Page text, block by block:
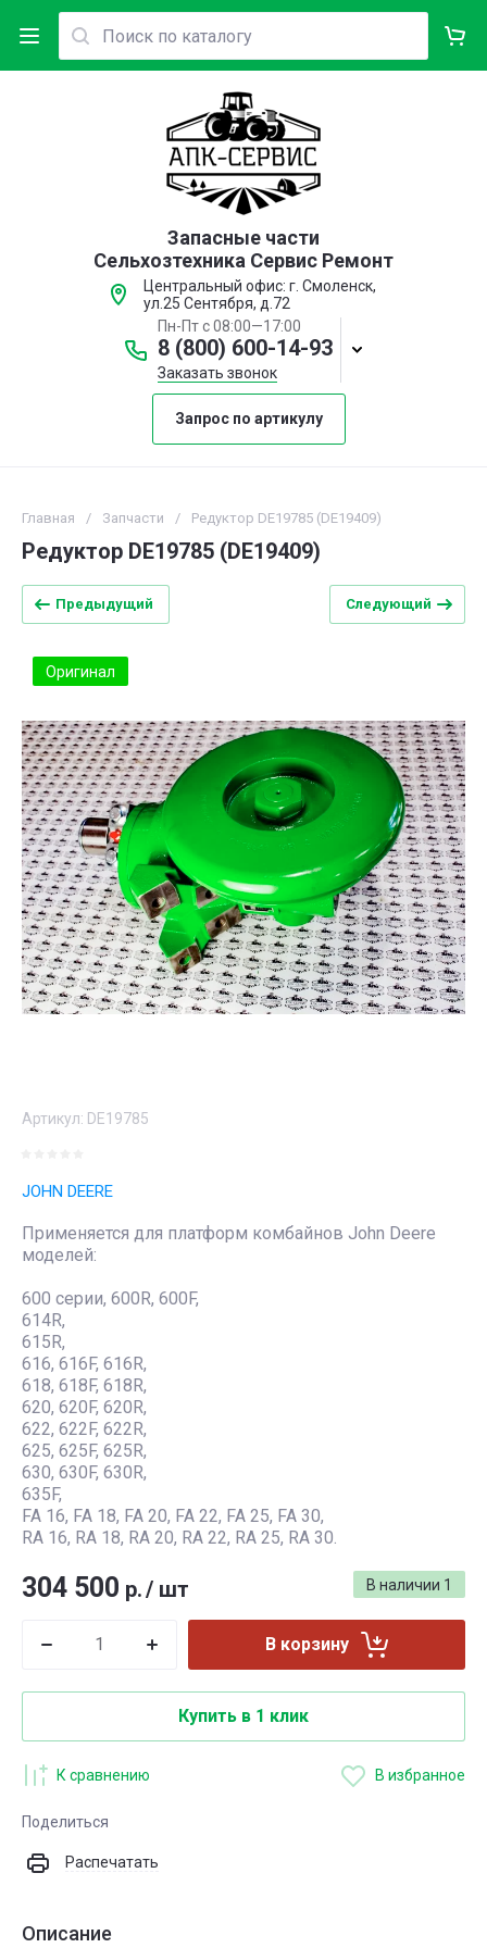
Запасные части
Сельхозтехника Сервис Ремонт
Центральный офис: г. Смоленск,
ул.25 Сентября, д.72
Пн-Пт с 08:00—17:00
8 (800) 600-14-93
Заказать звонок
Запрос по артикулу
Главная / Запчасти / Редуктор DE19785 (DE19409)
Редуктор DE19785 (DE19409)
Предыдущий Следующий
Оригинал
Артикул: DE19785
JOHN DEERE
Применяется для платформ комбайнов John Deere
моделей:
600 серии, 600R, 600F,
614R,
615R,
616, 616F, 616R,
618, 618F, 618R,
620, 620F, 620R,
622, 622F, 622R,
625, 625F, 625R,
630, 630F, 630R,
635F,
FA 16, FA 18, FA 20, FA 22, FA 25, FA 30,
RA 16, RA 18, RA 20, RA 22, RA 25, RA 30.
В наличии 1
304 500 р./ шт
В корзину
Купить в 1 клик
К сравнению В избранное
Поделиться
Распечатать
Описание